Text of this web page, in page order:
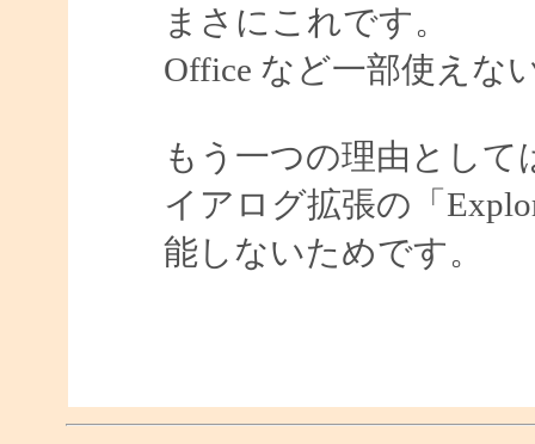
まさにこれです。
Office など一部使えな
もう一つの理由として
イアログ拡張の「
能しないためです。